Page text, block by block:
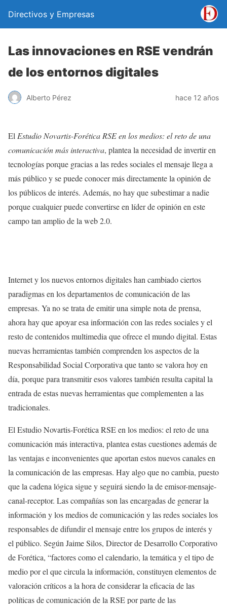
Directivos y Empresas
Las innovaciones en RSE vendrán
de los entornos digitales
Alberto Pérez hace 12 años
El Estudio Novartis-Forética RSE en los medios: el reto de una
comunicación más interactiva, plantea la necesidad de invertir en
tecnologías porque gracias a las redes sociales el mensaje llega a
más público y se puede conocer más directamente la opinión de
los públicos de interés. Además, no hay que subestimar a nadie
porque cualquier puede convertirse en líder de opinión en este
campo tan amplio de la web 2.0.
Internet y los nuevos entornos digitales han cambiado ciertos
paradigmas en los departamentos de comunicación de las
empresas. Ya no se trata de emitir una simple nota de prensa,
ahora hay que apoyar esa información con las redes sociales y el
resto de contenidos multimedia que ofrece el mundo digital. Estas
nuevas herramientas también comprenden los aspectos de la
Responsabilidad Social Corporativa que tanto se valora hoy en
día, porque para transmitir esos valores también resulta capital la
entrada de estas nuevas herramientas que complementen a las
tradicionales.
El Estudio Novartis-Forética RSE en los medios: el reto de una
comunicación más interactiva, plantea estas cuestiones además de
las ventajas e inconvenientes que aportan estos nuevos canales en
la comunicación de las empresas. Hay algo que no cambia, puesto
que la cadena lógica sigue y seguirá siendo la de emisor-mensaje-
canal-receptor. Las compañías son las encargadas de generar la
información y los medios de comunicación y las redes sociales los
responsables de difundir el mensaje entre los grupos de interés y
el público. Según Jaime Silos, Director de Desarrollo Corporativo
de Forética, “factores como el calendario, la temática y el tipo de
medio por el que circula la información, constituyen elementos de
valoración críticos a la hora de considerar la eficacia de las
políticas de comunicación de la RSE por parte de las